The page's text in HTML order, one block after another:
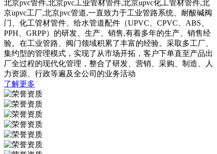
北京pvc管件,北京pvc工业管材管件,北京upvc化工管材管件,北
京upvc工厂,北京pvc管道,一直致力于工业管路系统、耐酸碱阀
门、化工管材管件、给水管道配件（UPVC、CPVC、ABS、
PPH、GRPP）的研发、生产、销售,有着多年的生产、销售经
验。在工业管路、阀门领域积累了丰富的经验。采取多工厂、
集约型的管理模式，实现了从市场开拓，客户下单直至产品出
厂全过程的现代化管理，整合了研发、营销、采购、制造、人
力资源、行政等遍及全公司的业务活动
了解更多